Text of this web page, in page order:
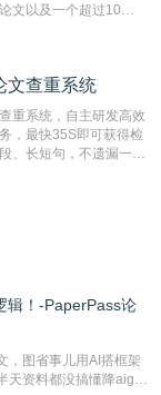
文以及一个超过10亿
引快速而精准地在云检
该项技术检测速度快、
反映良好。
文查重系统
重系统，自主研发高效
，最快35S即可获得检
、长短句，不遗漏一处
辑！-PaperPass论
，图省事儿用AI搭框架
资料都没搞懂降aigc